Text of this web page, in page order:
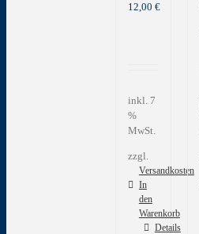
12,00 €
inkl. 7
%
MwSt.
zzgl.
Versandkosten
In
den
Warenkorb
Details